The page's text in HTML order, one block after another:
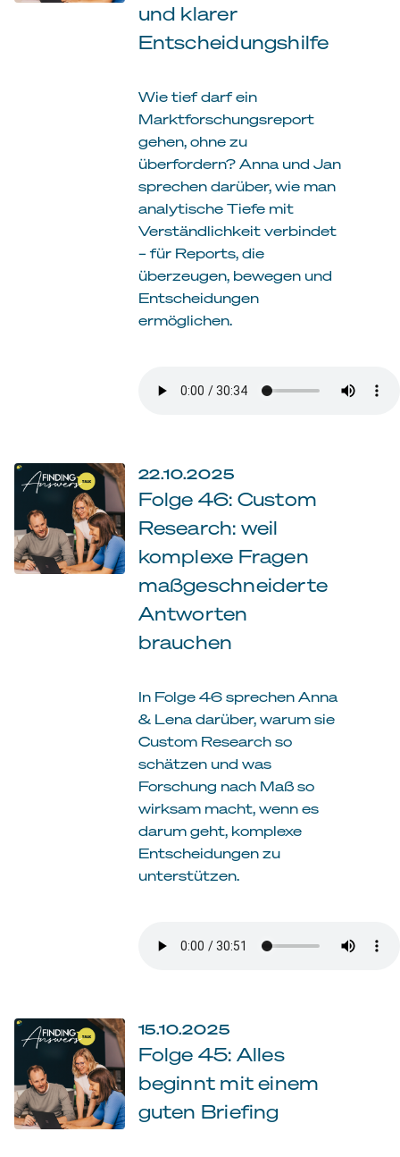
und klarer
Entscheidungshilfe
Wie tief darf ein
Marktforschungsreport
gehen, ohne zu
überfordern? Anna und Jan
sprechen darüber, wie man
analytische Tiefe mit
Verständlichkeit verbindet
– für Reports, die
überzeugen, bewegen und
Entscheidungen
ermöglichen.
22.10.2025
Folge 46: Custom
Research: weil
komplexe Fragen
maßgeschneiderte
Antworten
brauchen
In Folge 46 sprechen Anna
& Lena darüber, warum sie
Custom Research so
schätzen und was
Forschung nach Maß so
wirksam macht, wenn es
darum geht, komplexe
Entscheidungen zu
unterstützen.
15.10.2025
Folge 45: Alles
beginnt mit einem
guten Briefing